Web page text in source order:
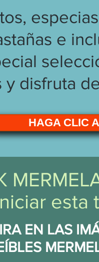
e
y disfruta
HAGA CLIC
esta
EN LAS